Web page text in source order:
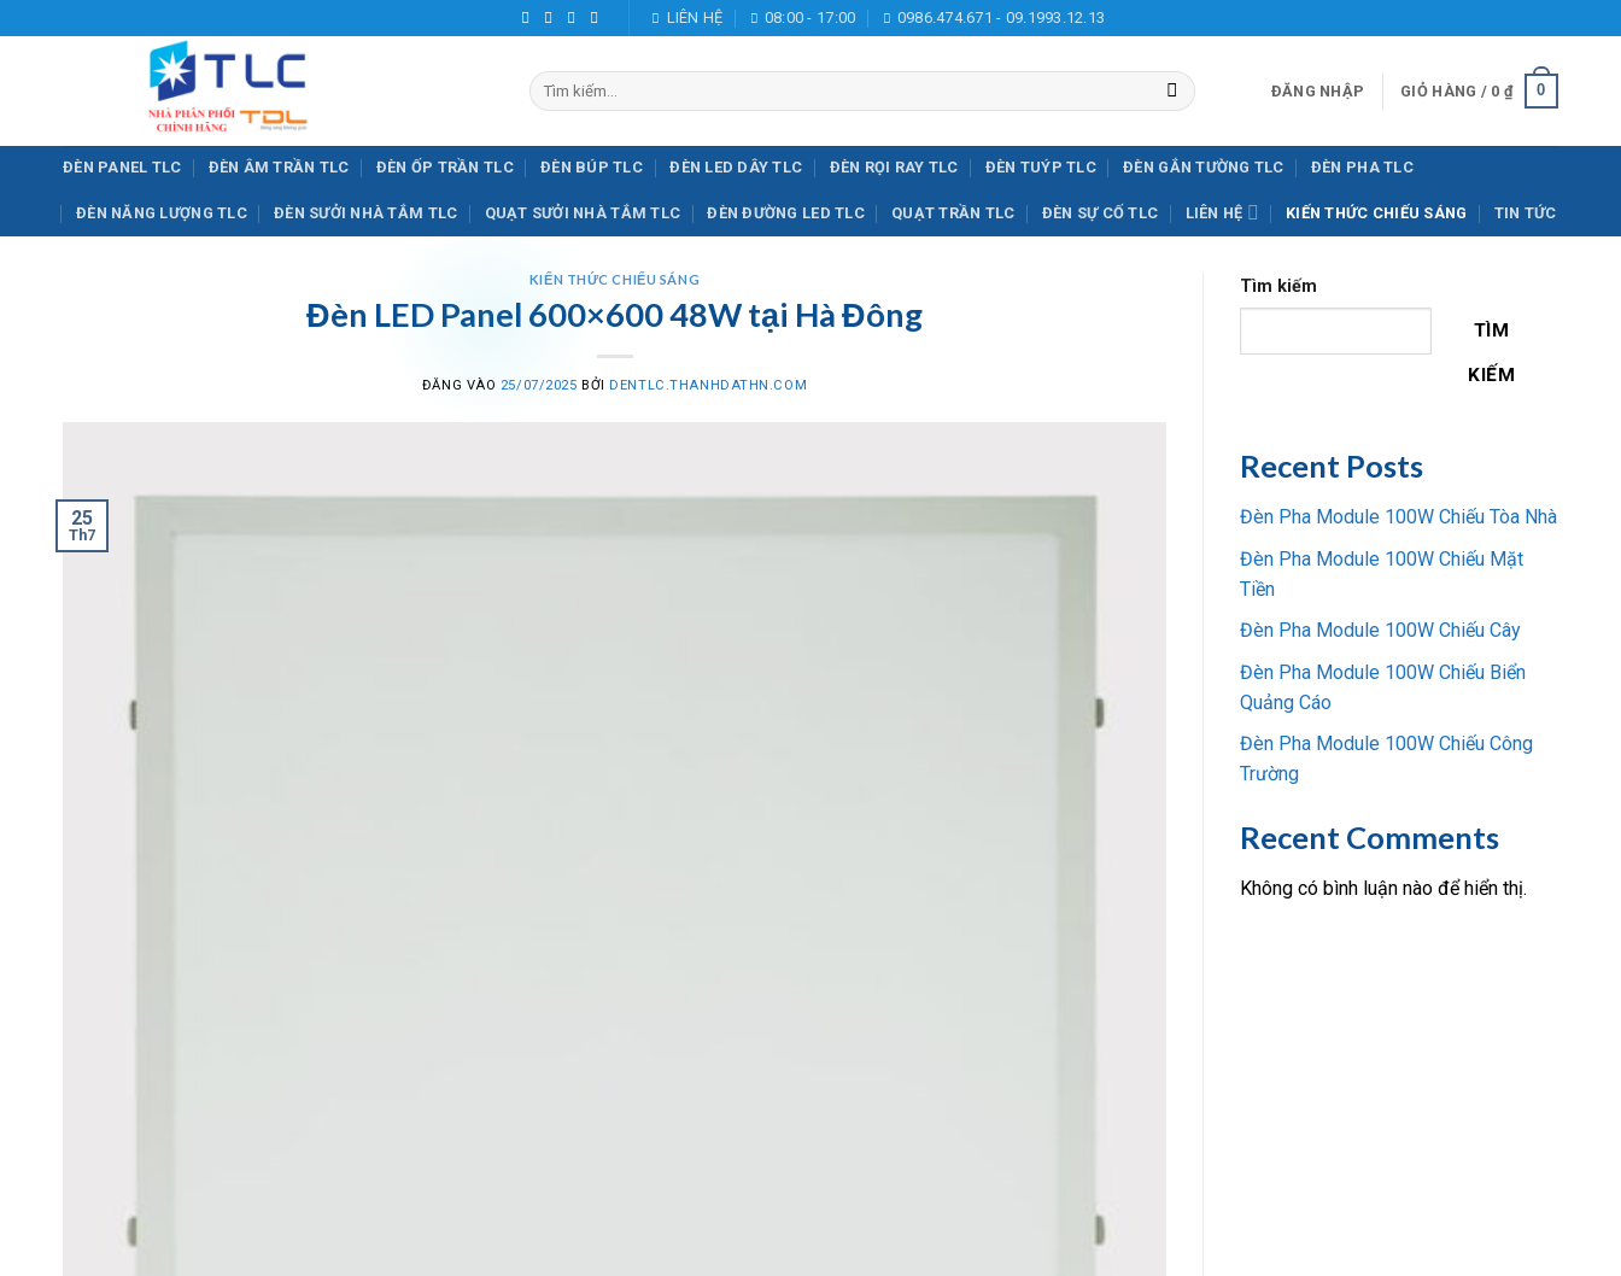
qua
LIÊN HỆ 08:00 - 17:00 0986.474.671 - 09.1993.12.13
Tìm
kiếm:
ĐĂNG NHẬP GIỎ HÀNG / 0 ₫ 0
ĐÈN PANEL TLC ĐÈN ÂM TRẦN TLC ĐÈN ỐP TRẦN TLC ĐÈN BÚP TLC ĐÈN LED DÂY TLC ĐÈN RỌI RAY TLC ĐÈN TUÝP TLC ĐÈN GẮN TƯỜNG TLC ĐÈN PHA TLC
ĐÈN NĂNG LƯỢNG TLC ĐÈN SƯỞI NHÀ TẮM TLC QUẠT SƯỞI NHÀ TẮM TLC ĐÈN ĐƯỜNG LED TLC QUẠT TRẦN TLC ĐÈN SỰ CỐ TLC LIÊN HỆ KIẾN THỨC CHIẾU SÁNG TIN TỨC
KIẾN THỨC CHIẾU SÁNG
Đèn LED Panel 600×600 48W tại Hà Đông
ĐĂNG VÀO 25/07/2025 BỞI DENTLC.THANHDATHN.COM
25
Th7
Tìm kiếm
TÌM
KIẾM
Recent Posts
Đèn Pha Module 100W Chiếu Tòa Nhà
Đèn Pha Module 100W Chiếu Mặt
Tiền
Đèn Pha Module 100W Chiếu Cây
Đèn Pha Module 100W Chiếu Biển
Quảng Cáo
Đèn Pha Module 100W Chiếu Công
Trường
Recent Comments
Không có bình luận nào để hiển thị.